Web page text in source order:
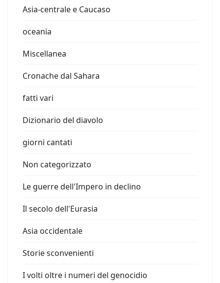
Asia-centrale e Caucaso
oceania
Miscellanea
Cronache dal Sahara
fatti vari
Dizionario del diavolo
giorni cantati
Non categorizzato
Le guerre dell'Impero in declino
Il secolo dell'Eurasia
Asia occidentale
Storie sconvenienti
I volti oltre i numeri del genocidio